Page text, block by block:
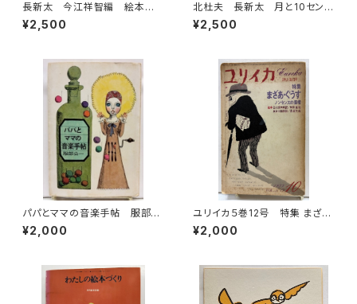
長新太 今江祥智編 絵本作
家文庫 1977年 すばる書房
文庫
¥2,500
北杜夫 長新太 月と10セン
ト 1971年 初版 帯 朝日
新聞社
¥2,500
パパとママの音楽手帖 服部公
一 装幀 宇野亜喜良 カット
長新太 1966年 初版 文藝
¥2,000
ユリイカ５巻12号 特集 まざ
あ・ぐうす 絵本 谷川俊太郎訳
／和田誠絵 長谷川四郎訳／
¥2,000